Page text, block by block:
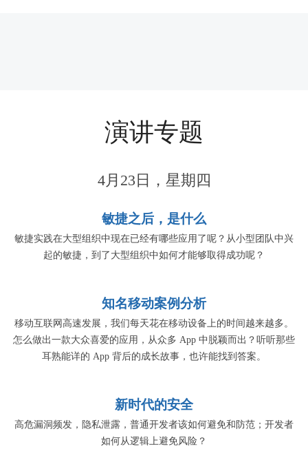
演讲专题
4月23日，星期四
敏捷之后，是什么
敏捷实践在大型组织中现在已经有哪些应用了呢？从小型团队中兴
起的敏捷，到了大型组织中如何才能够取得成功呢？
知名移动案例分析
移动互联网高速发展，我们每天花在移动设备上的时间越来越多。
怎么做出一款大众喜爱的应用，从众多 App 中脱颖而出？听听那些
耳熟能详的 App 背后的成长故事，也许能找到答案。
新时代的安全
高危漏洞频发，隐私泄露，普通开发者该如何避免和防范；开发者
如何从逻辑上避免风险？